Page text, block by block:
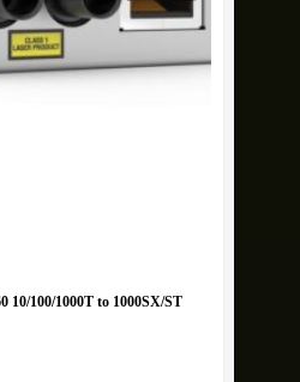
10/100/1000T to 1000SX/ST